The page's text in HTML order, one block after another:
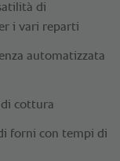
di
i vari reparti
automatizzata
di cottura
forni con tempi di